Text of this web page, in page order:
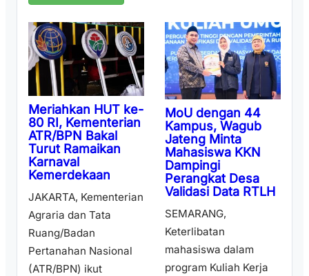
Meriahkan HUT ke-
80 RI, Kementerian
ATR/BPN Bakal
Turut Ramaikan
Karnaval
Kemerdekaan
JAKARTA, Kementerian
Agraria dan Tata
Ruang/Badan
Pertanahan Nasional
(ATR/BPN) ikut
MoU dengan 44
Kampus, Wagub
Jateng Minta
Mahasiswa KKN
Dampingi
Perangkat Desa
Validasi Data RTLH
SEMARANG,
Keterlibatan
mahasiswa dalam
program Kuliah Kerja